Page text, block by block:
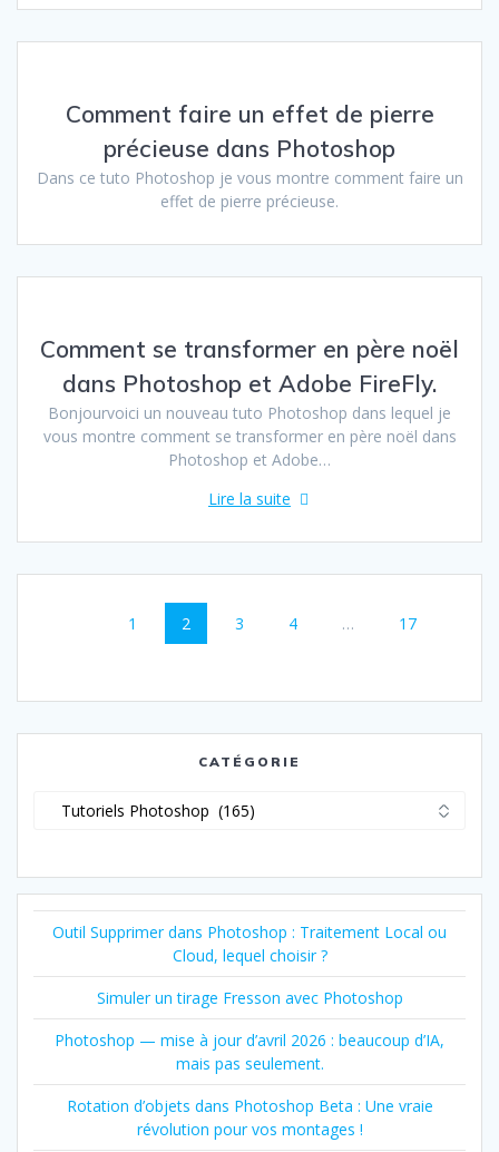
Comment faire un effet de pierre
précieuse dans Photoshop
Dans ce tuto Photoshop je vous montre comment faire un
effet de pierre précieuse.
Comment se transformer en père noël
dans Photoshop et Adobe FireFly.
Bonjourvoici un nouveau tuto Photoshop dans lequel je
vous montre comment se transformer en père noël dans
Photoshop et Adobe…
Lire la suite
Navigation
sein
des
Page
1 Page
2 Page
3 Page
4 … Page
17
CATÉGORIE
Catégorie
Outil Supprimer dans Photoshop : Traitement Local ou
Cloud, lequel choisir ?
Simuler un tirage Fresson avec Photoshop
Photoshop — mise à jour d’avril 2026 : beaucoup d’IA,
mais pas seulement.
Rotation d’objets dans Photoshop Beta : Une vraie
révolution pour vos montages !